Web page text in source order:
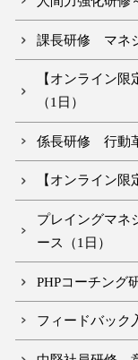
課長研修 マネ
【オンライン
（1日）
係長研修 行動
【オンライン
プレイングマネ
ース（1日）
PHPコーチング
フィードバック